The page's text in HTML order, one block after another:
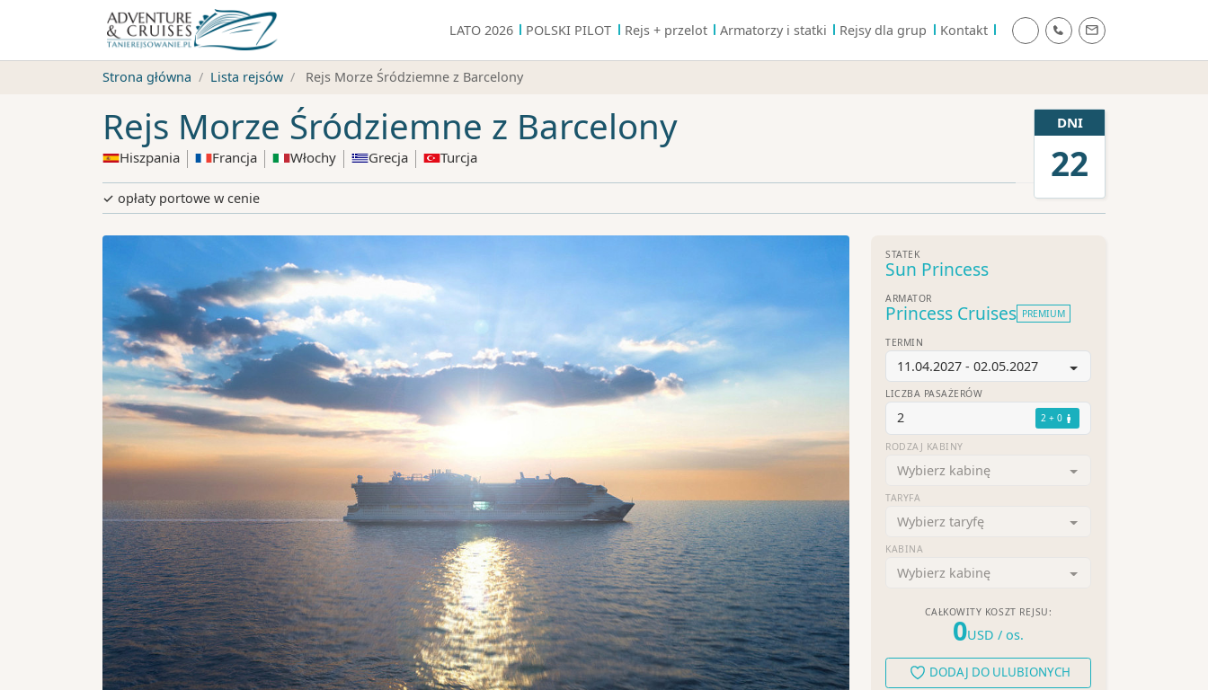
LATO 2026 POLSKI PILOT Rejs + przelot Armatorzy i statki Rejsy dla grup Kontakt
Strona główna Lista rejsów Rejs Morze Śródziemne z Barcelony
Rejs Morze Śródziemne z Barcelony
Hiszpania Francja Włochy Grecja Turcja
DNI
22
✓ opłaty portowe w cenie
STATEK
Sun Princess
ARMATOR
Princess Cruises PREMIUM
TERMIN
11.04.2027 - 02.05.2027
LICZBA PASAŻERÓW
2 2 + 0
RODZAJ KABINY
Wybierz kabinę
TARYFA
Wybierz taryfę
KABINA
Wybierz kabinę
CAŁKOWITY KOSZT REJSU:
0USD / os.
DODAJ DO ULUBIONYCH